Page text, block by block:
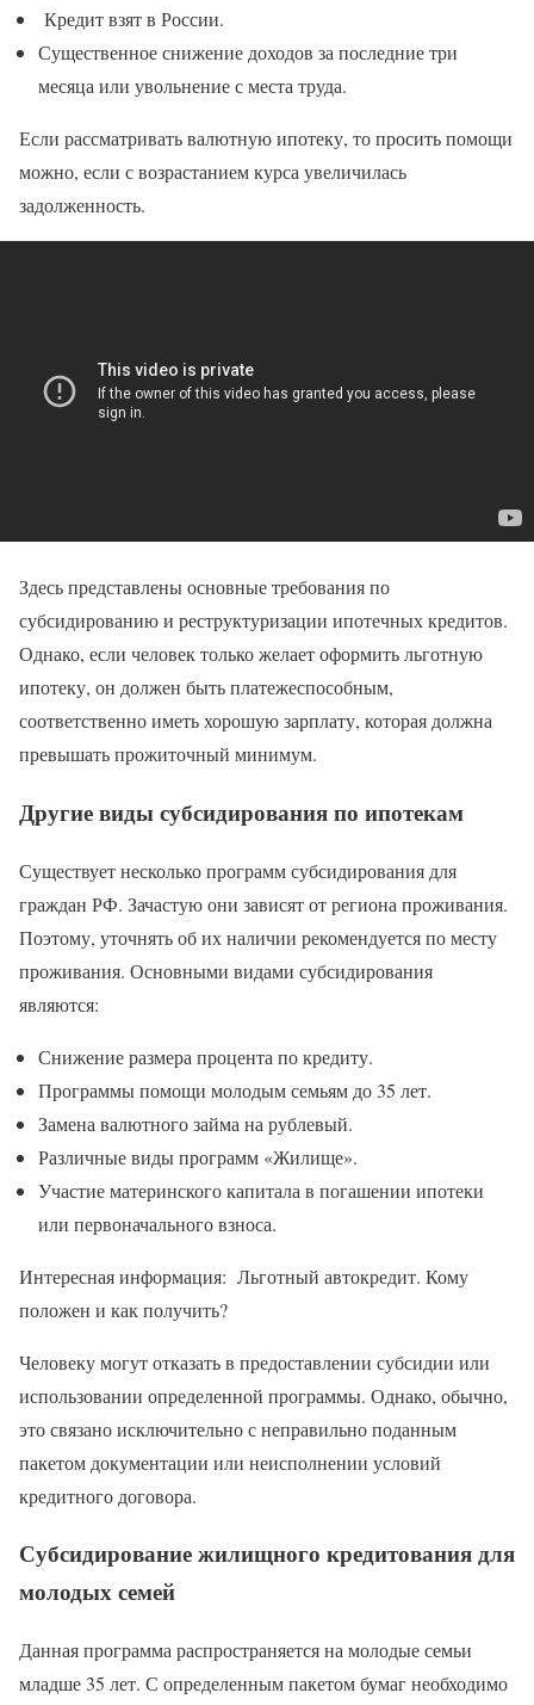
Кредит взят в России.
Существенное снижение доходов за последние три
месяца или увольнение с места труда.
Если рассматривать валютную ипотеку, то просить помощи
можно, если с возрастанием курса увеличилась
задолженность.
Здесь представлены основные требования по
субсидированию и реструктуризации ипотечных кредитов.
Однако, если человек только желает оформить льготную
ипотеку, он должен быть платежеспособным,
соответственно иметь хорошую зарплату, которая должна
превышать прожиточный минимум.
Другие виды субсидирования по ипотекам
Существует несколько программ субсидирования для
граждан РФ. Зачастую они зависят от региона проживания.
Поэтому, уточнять об их наличии рекомендуется по месту
проживания. Основными видами субсидирования
являются:
Снижение размера процента по кредиту.
Программы помощи молодым семьям до 35 лет.
Замена валютного займа на рублевый.
Различные виды программ «Жилище».
Участие материнского капитала в погашении ипотеки
или первоначального взноса.
Интересная информация: Льготный автокредит. Кому
положен и как получить?
Человеку могут отказать в предоставлении субсидии или
использовании определенной программы. Однако, обычно,
это связано исключительно с неправильно поданным
пакетом документации или неисполнении условий
кредитного договора.
Субсидирование жилищного кредитования для
молодых семей
Данная программа распространяется на молодые семьи
младше 35 лет. С определенным пакетом бумаг необходимо